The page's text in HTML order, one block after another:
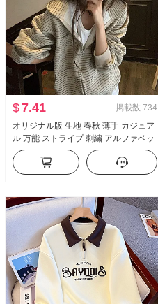
$7.41 掲載数 734
オリジナル版 生地 春秋 薄手 カジュア
ル 万能 ストライプ 刺繍 アルファベッ
ト スウェットシャツ コート